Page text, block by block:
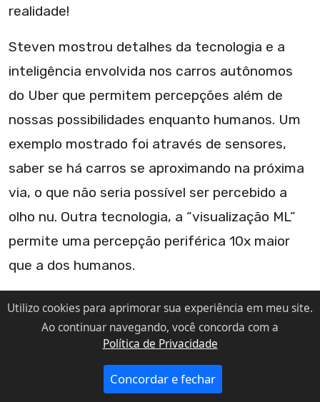
realidade!
Steven mostrou detalhes da tecnologia e a
inteligência envolvida nos carros autônomos
do Uber que permitem percepções além de
nossas possibilidades enquanto humanos. Um
exemplo mostrado foi através de sensores,
saber se há carros se aproximando na próxima
via, o que não seria possível ser percebido a
olho nu. Outra tecnologia, a “visualização ML”
permite uma percepção periférica 10x maior
que a dos humanos.
Toda a tencologia é testada nos mínimos
detalhes e de forma exaustiva para não haver
possibilidades de erros.
Um momento marcante foi após Steven
Utilizo cookies para aprimorar sua experiência em meu site.
Ao continuar navegando, você concorda com a
Política de Privacidade
Concordar e fechar